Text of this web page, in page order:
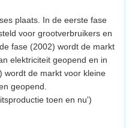
plaats. In de eerste fase
voor grootverbruikers en
fase (2002) wordt de markt
elektriciteit geopend en in
wordt de markt voor kleine
geopend.
toen en nu')